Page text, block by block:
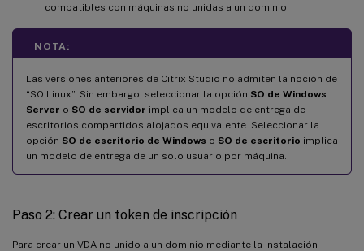
compatibles con máquinas no unidas a un dominio.
NOTA:
Las versiones anteriores de Citrix Studio no admiten la noción de
“SO Linux”. Sin embargo, seleccionar la opción SO de Windows
Server o SO de servidor implica un modelo de entrega de
escritorios compartidos alojados equivalente. Seleccionar la
opción SO de escritorio de Windows o SO de escritorio implica
un modelo de entrega de un solo usuario por máquina.
Paso 2: Crear un token de inscripción
Para crear un VDA no unido a un dominio mediante la instalación